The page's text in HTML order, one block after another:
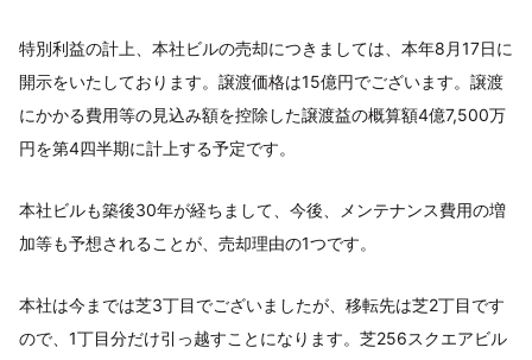
特別利益の計上、本社ビルの売却につきましては、本年8月17日に
開示をいたしております。譲渡価格は15億円でございます。譲渡
にかかる費用等の見込み額を控除した譲渡益の概算額4億7,500万
円を第4四半期に計上する予定です。
本社ビルも築後30年が経ちまして、今後、メンテナンス費用の増
加等も予想されることが、売却理由の1つです。
本社は今までは芝3丁目でございましたが、移転先は芝2丁目です
ので、1丁目分だけ引っ越すことになります。芝256スクエアビル